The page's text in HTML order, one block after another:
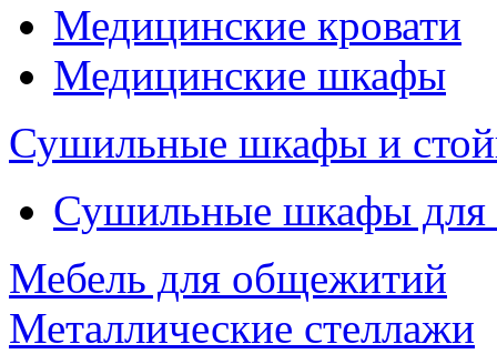
Медицинские кровати
Медицинские шкафы
Сушильные шкафы и
Сушильные шкафы
Мебель для общежитий
Металлические стеллажи